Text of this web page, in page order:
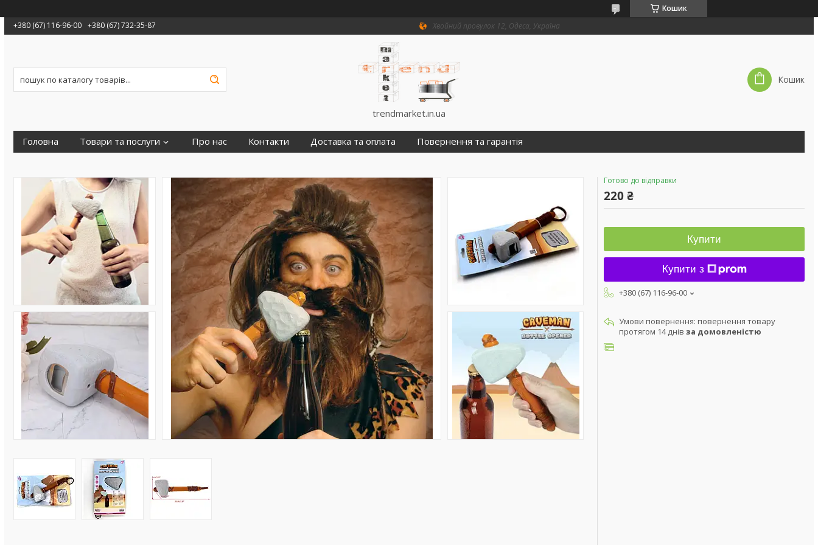
Кошик
+380 (67) 116-96-00 +380 (67) 732-35-87 Хвойний провулок 12, Одеса, Україна
trendmarket.in.ua
Кошик
Головна Товари та послуги Про нас Контакти Доставка та оплата Повернення та гарантія
Готово до відправки
220 ₴
Купити
Купити з
+380 (67) 116-96-00
повернення товару
протягом 14 днів за домовленістю